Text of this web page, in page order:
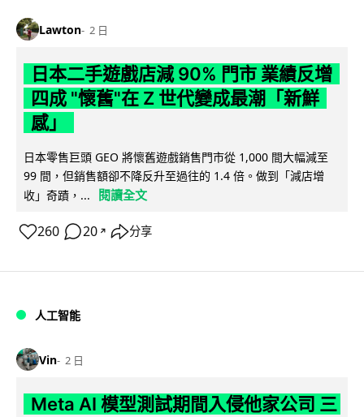
Lawton 2 日
日本二手遊戲店減 90% 門市 業績反增
四成 "懷舊"在 Z 世代變成最潮「新鮮
感」
日本零售巨頭 GEO 將懷舊遊戲銷售門市從 1,000 間大幅減至
99 間，但銷售額卻不降反升至過往的 1.4 倍。做到「減店增
收」奇蹟，...
閱讀全文
260 20 ↗ 分享
人工智能
Vin 2 日
Meta AI 模型測試期間入侵他家公司 三